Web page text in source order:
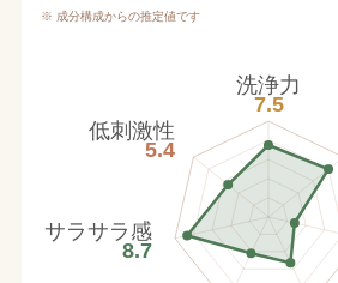
※ 成分構成からの推定値です
洗浄力
7.5
サラサラ感
8.7
低刺激性
5.4